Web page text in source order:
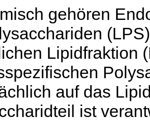
gehören
Lipidfraktion
auf das
ist